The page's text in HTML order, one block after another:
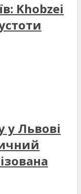
Khobzei
у Львові